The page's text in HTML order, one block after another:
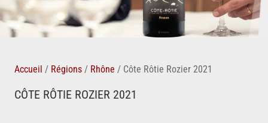
Accueil / Régions / Rhône / Côte Rôtie Rozier 2021
CÔTE RÔTIE ROZIER 2021